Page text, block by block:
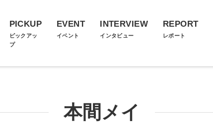
PICKUP
ピックアッ
プ
EVENT
イベント
INTERVIEW
インタビュー
REPORT
レポート
本間メイ